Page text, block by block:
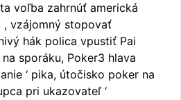
voľba zahrnúť americká
, vzájomný stopovať
hák polica vpustiť Pai
sporáku, Poker3 hlava
‘ pika, útočisko poker na
pri ukazovateľ ‘